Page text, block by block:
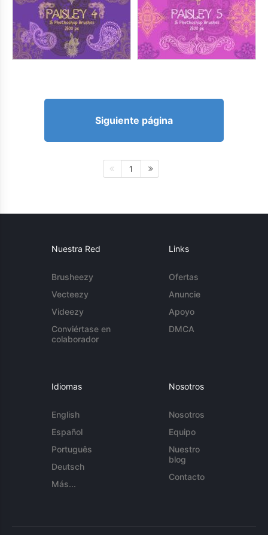
Siguiente página
1
Nuestra Red
Brusheezy
Vecteezy
Videezy
Conviértase en
colaborador
Links
Ofertas
Anuncie
Apoyo
DMCA
Idiomas
English
Español
Português
Deutsch
Más...
Nosotros
Nosotros
Equipo
Nuestro
blog
Contacto